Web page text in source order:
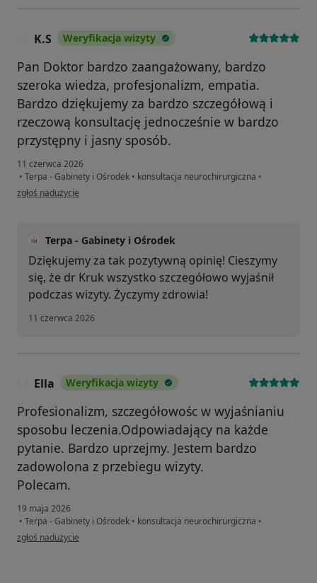
K.S Weryfikacja wizyty
Pan Doktor bardzo zaangażowany, bardzo
szeroka wiedza, profesjonalizm, empatia.
Bardzo dziękujemy za bardzo szczegółową i
rzeczową konsultację jednocześnie w bardzo
przystępny i jasny sposób.
11 czerwca 2026
• Terpa - Gabinety i Ośrodek • konsultacja neurochirurgiczna •
w opinii użytkownika K.S
zgłoś nadużycie
Terpa - Gabinety i Ośrodek
Dziękujemy za tak pozytywną opinię! Cieszymy
się, że dr Kruk wszystko szczegółowo wyjaśnił
podczas wizyty. Życzymy zdrowia!
11 czerwca 2026
Ella Weryfikacja wizyty
Profesionalizm, szczegółowośc w wyjaśnianiu
sposobu leczenia.Odpowiadający na każde
pytanie. Bardzo uprzejmy. Jestem bardzo
zadowolona z przebiegu wizyty.
Polecam.
19 maja 2026
• Terpa - Gabinety i Ośrodek • konsultacja neurochirurgiczna •
w opinii użytkownika Ella
zgłoś nadużycie